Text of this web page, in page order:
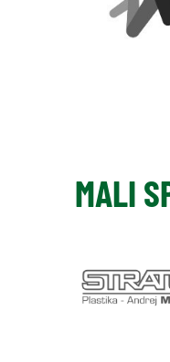
MALI